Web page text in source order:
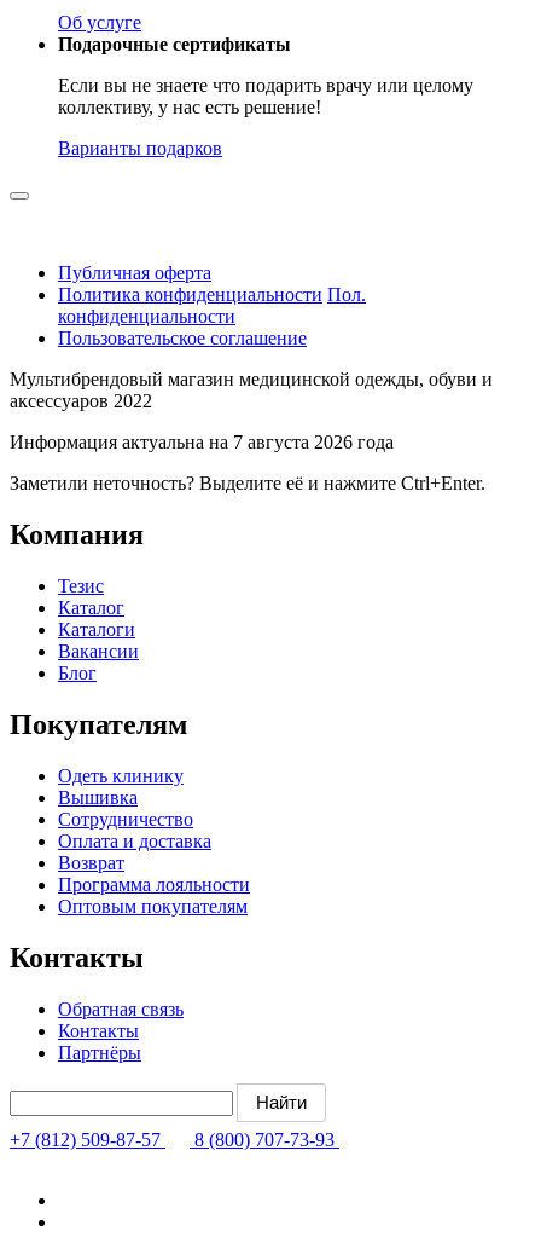
Об услуге
Подарочные сертификаты
Если вы не знаете что подарить врачу или целому
коллективу, у нас есть решение!
Варианты подарков
Публичная оферта
Политика конфиденциальности Пол.
конфиденциальности
Пользовательское соглашение
Мультибрендовый магазин медицинской одежды, обуви и
аксессуаров 2022
Информация актуальна на 7 августа 2026 года
Заметили неточность? Выделите её и нажмите Ctrl+Enter.
Компания
Тезис
Каталог
Каталоги
Вакансии
Блог
Покупателям
Одеть клинику
Вышивка
Сотрудничество
Оплата и доставка
Возврат
Программа лояльности
Оптовым покупателям
Контакты
Обратная связь
Контакты
Партнёры
+7 (812) 509-87-57 8 (800) 707-73-93